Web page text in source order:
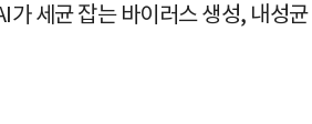
가 세균 잡는 바이러스 생성, 내성균